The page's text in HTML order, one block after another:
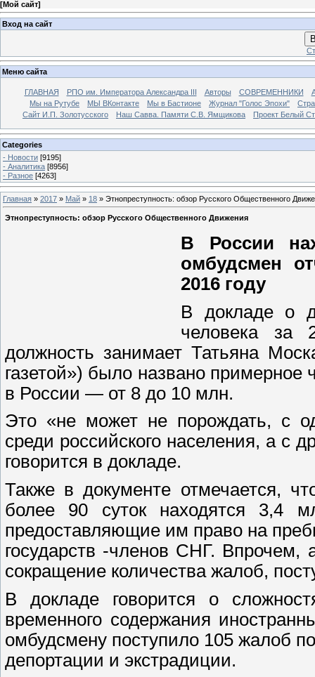
[Мой сайт]
Вход на сайт
Меню сайта
ГЛАВНАЯ РПО им. Императора Александра III Авторы СОВРЕМЕННИКИ
Мы на Рутубе
МЫ ВКонтакте Мы в Бастионе Журнал "Голос Эпохи"
Сайт И.П. Золотусского
Наш Савва. Памяти С.В. Ямщикова Проект Белый
Categories
- Новости [9195]
- Аналитика [8956]
- Разное [4263]
Главная » 2017 » Май » 18 » Этнопреступность: обзор Русского Общественного
Этнопреступность: обзор Русского Общественного Движения
В России
омбудсмен
2016 году
В докладе о
человека за
должность занимает Татьяна
газетой») было названо примерное
в России — от 8 до 10 млн.
Это «не может не порождать, с
среди российского населения, а с
говорится в докладе.
Также в документе отмечается,
более 90 суток находятся 3,4
предоставляющие им право на
государств -членов СНГ. Впрочем,
сокращение количества жалоб,
В докладе говорится о
временного содержания
омбудсмену поступило 105 жалоб
депортации и экстрадиции.